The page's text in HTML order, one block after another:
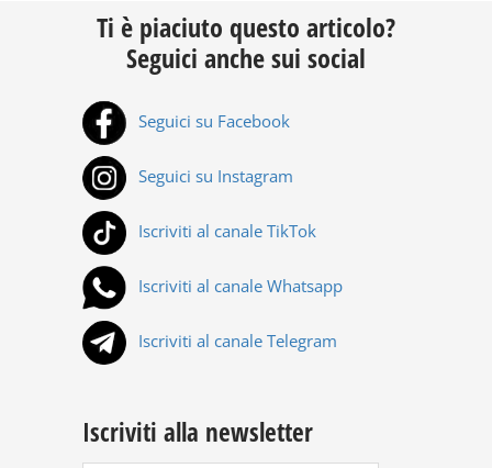
Ti è piaciuto questo articolo?
Seguici anche sui social
Seguici su Facebook
Seguici su Instagram
Iscriviti al canale TikTok
Iscriviti al canale Whatsapp
Iscriviti al canale Telegram
Iscriviti alla newsletter